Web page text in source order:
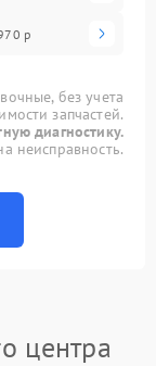
р
без учета
запчастей.
диагностику.
неисправность.
центра